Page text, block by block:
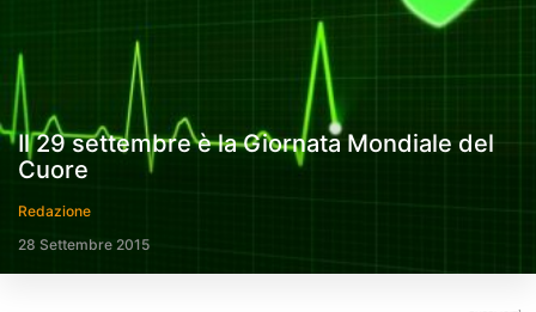
Il 29 settembre è la Giornata Mondiale del
Cuore
Redazione
28 Settembre 2015